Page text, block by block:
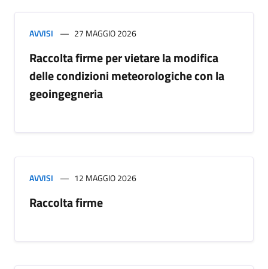
AVVISI 27 MAGGIO 2026
Raccolta firme per vietare la modifica
delle condizioni meteorologiche con la
geoingegneria
AVVISI 12 MAGGIO 2026
Raccolta firme